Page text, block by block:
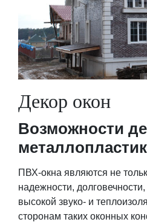
Декор окон
Возможности
ПВХ-окна являются не
надежности,
высокой звуко- и
сторонам таких оконных